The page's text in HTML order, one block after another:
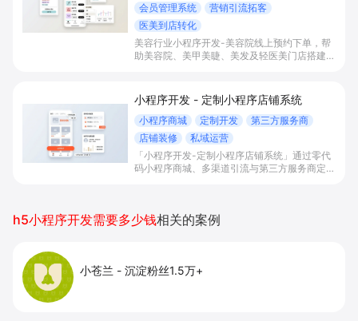
会员管理系统
营销引流拓客
医美到店转化
美容行业小程序开发-美容院线上预约下单，帮
助美容院、美甲美睫、美发及轻医美门店搭建线
引流拓客、提升到店转化和复购。
小程序开发 - 定制小程序店铺系统
小程序商城 定制开发
第三方服务商
店铺装修
私域运营
「小程序开发-定制小程序店铺系统」通过零代
码小程序商城、多渠道引流与第三方服务商定制
增长。
h5小程序开发需要多少钱相关的案例
小苍兰 - 沉淀粉丝1.5万+